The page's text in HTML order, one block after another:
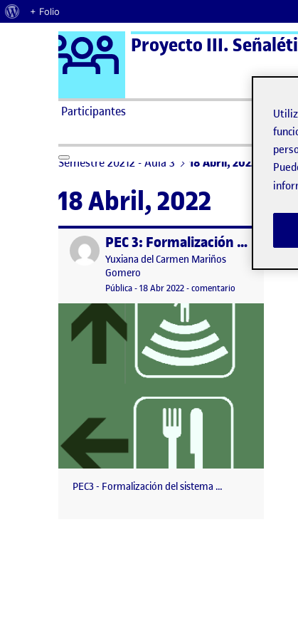
Acerca de WordPress
+ Folio
Saltar al contenido Logo Ágora
Proyecto III.
Participantes
Semestre 20212 - Aula 3 18 Abril, 2022
18 Abril, 2022
Publicado por PEC 3: Formalización del sistema de señaletica
Publicado por
Yuxiana del Carmen Mariños
Gomero
Visibilidad:
Pública-Fecha de publicación
18 Abr 202224 enero, 2023 1:58 am
-comentario
PEC3 - Formalización del sistema …